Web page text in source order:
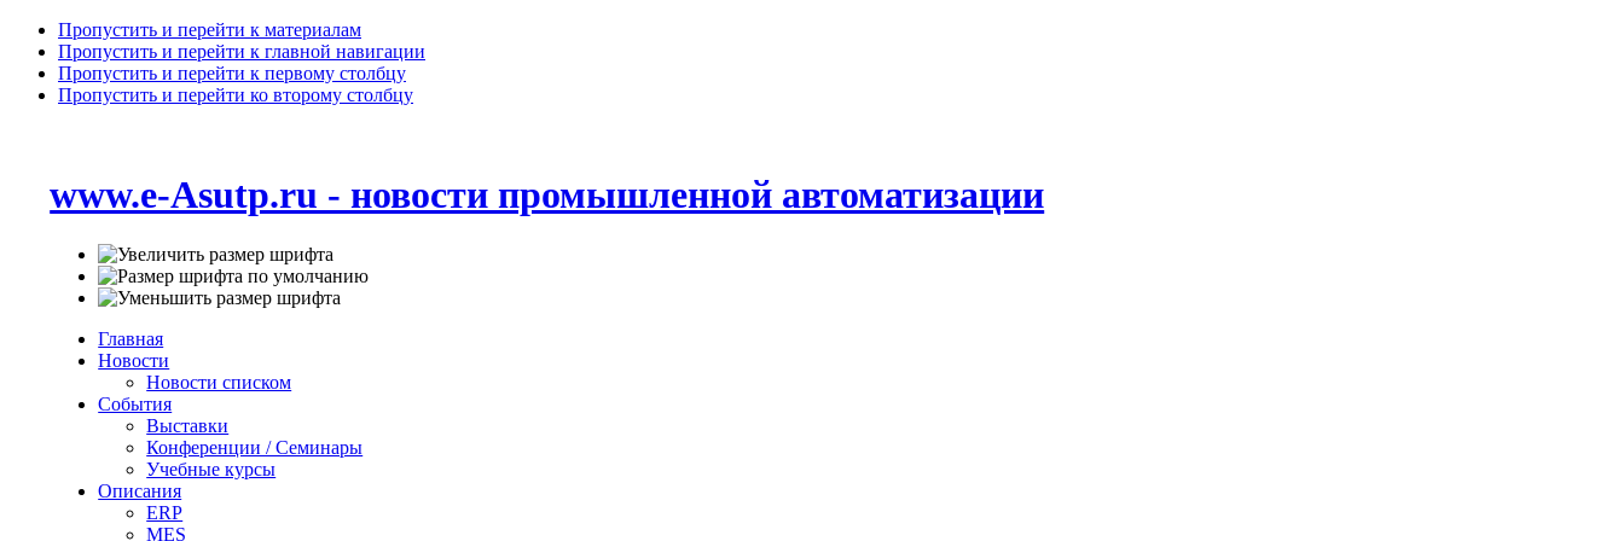
Пропустить и перейти к материалам
Пропустить и перейти к главной навигации
Пропустить и перейти к первому столбцу
Пропустить и перейти ко второму столбцу
www.e-Asutp.ru - новости промышленной автоматизации
Главная
Новости
Новости списком
События
Выставки
Конференции / Семинары
Учебные курсы
Описания
ERP
MES